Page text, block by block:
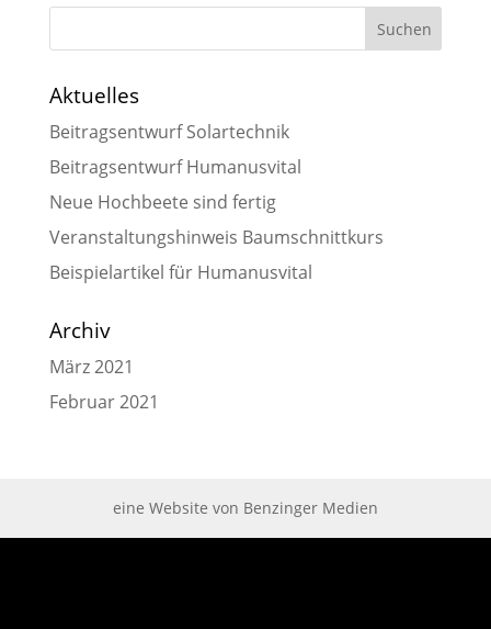
Aktuelles
Beitragsentwurf Solartechnik
Beitragsentwurf Humanusvital
Neue Hochbeete sind fertig
Veranstaltungshinweis Baumschnittkurs
Beispielartikel für Humanusvital
Archiv
März 2021
Februar 2021
eine Website von Benzinger Medien